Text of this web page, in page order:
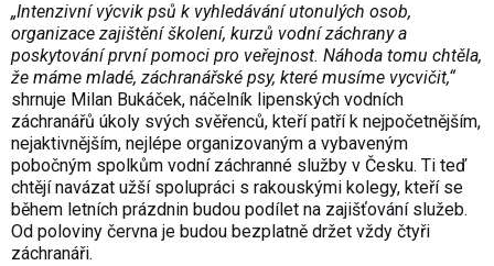
„Intenzivní výcvik psů k vyhledávání utonulých osob,
organizace zajištění školení, kurzů vodní záchrany a
poskytování první pomoci pro veřejnost. Náhoda tomu chtěla,
že máme mladé, záchranářské psy, které musíme vycvičit,“
shrnuje Milan Bukáček, náčelník lipenských vodních
záchranářů úkoly svých svěřenců, kteří patří k nejpočetnějším,
nejaktivnějším, nejlépe organizovaným a vybaveným
pobočným spolkům vodní záchranné služby v Česku. Ti teď
chtějí navázat užší spolupráci s rakouskými kolegy, kteří se
během letních prázdnin budou podílet na zajišťování služeb.
Od poloviny června je budou bezplatně držet vždy čtyři
záchranáři.